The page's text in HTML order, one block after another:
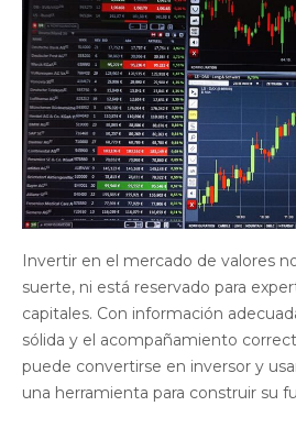
Invertir en el mercado de valores
suerte, ni está reservado para
capitales. Con información
sólida y el acompañamiento
puede convertirse en inversor y
una herramienta para construir su